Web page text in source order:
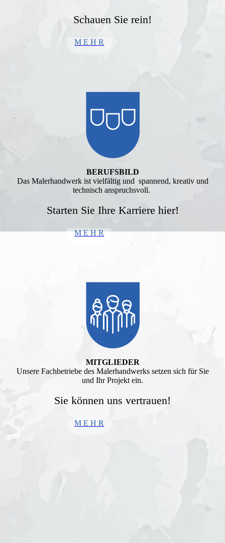
Schauen Sie rein!
M E H R
BERUFSBILD
Das Malerhandwerk ist vielfältig und spannend, kreativ und
technisch anspruchsvoll.
Starten Sie Ihre Karriere hier!
M E H R
MITGLIEDER
Unsere Fachbetriebe des Malerhandwerks setzen sich für Sie
und Ihr Projekt ein.
Sie können uns vertrauen!
M E H R